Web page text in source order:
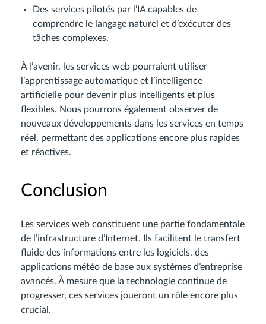
Des services pilotés par l’IA capables de
comprendre le langage naturel et d’exécuter des
tâches complexes.
À l’avenir, les services web pourraient utiliser
l’apprentissage automatique et l’intelligence
artificielle pour devenir plus intelligents et plus
flexibles. Nous pourrons également observer de
nouveaux développements dans les services en temps
réel, permettant des applications encore plus rapides
et réactives.
Conclusion
Les services web constituent une partie fondamentale
de l’infrastructure d’Internet. Ils facilitent le transfert
fluide des informations entre les logiciels, des
applications météo de base aux systèmes d’entreprise
avancés. À mesure que la technologie continue de
progresser, ces services joueront un rôle encore plus
crucial.